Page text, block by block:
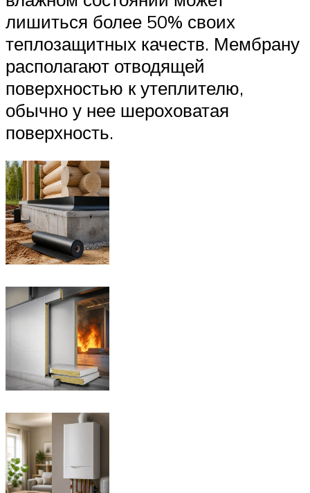
лишиться более 50% своих
теплозащитных качеств. Мембрану
располагают отводящей
поверхностью к утеплителю,
обычно у нее шероховатая
поверхность.